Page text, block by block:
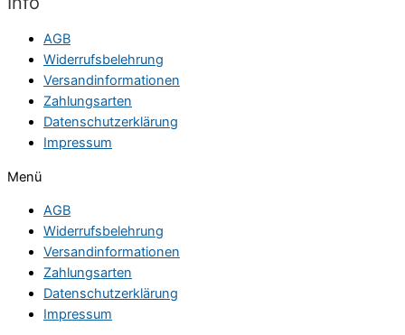
AGB
Widerrufsbelehrung
Versandinformationen
Zahlungsarten
Datenschutzerklärung
Impressum
Menü
AGB
Widerrufsbelehrung
Versandinformationen
Zahlungsarten
Datenschutzerklärung
Impressum